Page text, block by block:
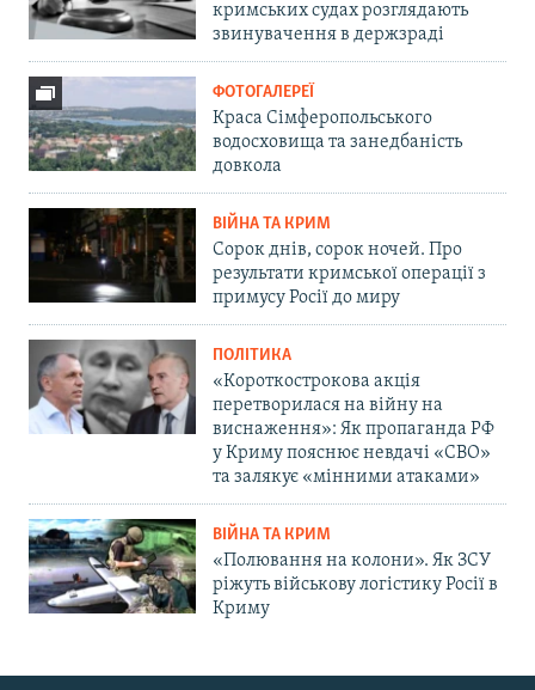
кримських судах розглядають
звинувачення в держзраді
ФОТОГАЛЕРЕЇ
Краса Сімферопольського
водосховища та занедбаність
довкола
ВІЙНА ТА КРИМ
Сорок днів, сорок ночей. Про
результати кримської операції з
примусу Росії до миру
ПОЛІТИКА
«Короткострокова акція
перетворилася на війну на
виснаження»: Як пропаганда РФ
у Криму пояснює невдачі «СВО»
та залякує «мінними атаками»
ВІЙНА ТА КРИМ
«Полювання на колони». Як ЗСУ
ріжуть військову логістику Росії в
Криму